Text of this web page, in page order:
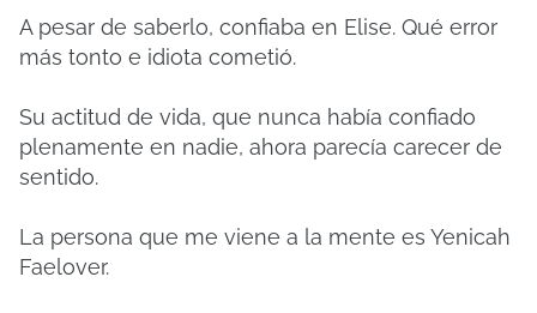
A pesar de saberlo, confiaba en Elise. Qué error
más tonto e idiota cometió.
Su actitud de vida, que nunca había confiado
plenamente en nadie, ahora parecía carecer de
sentido.
La persona que me viene a la mente es Yenicah
Faelover.